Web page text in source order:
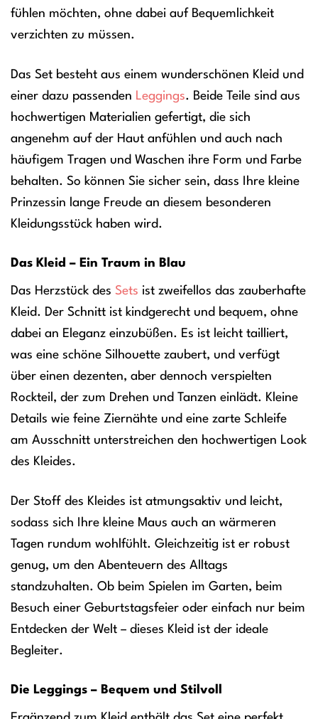
fühlen möchten, ohne dabei auf Bequemlichkeit
verzichten zu müssen.
Das Set besteht aus einem wunderschönen Kleid und
einer dazu passenden Leggings. Beide Teile sind aus
hochwertigen Materialien gefertigt, die sich
angenehm auf der Haut anfühlen und auch nach
häufigem Tragen und Waschen ihre Form und Farbe
behalten. So können Sie sicher sein, dass Ihre kleine
Prinzessin lange Freude an diesem besonderen
Kleidungsstück haben wird.
Das Kleid – Ein Traum in Blau
Das Herzstück des Sets ist zweifellos das zauberhafte
Kleid. Der Schnitt ist kindgerecht und bequem, ohne
dabei an Eleganz einzubüßen. Es ist leicht tailliert,
was eine schöne Silhouette zaubert, und verfügt
über einen dezenten, aber dennoch verspielten
Rockteil, der zum Drehen und Tanzen einlädt. Kleine
Details wie feine Ziernähte und eine zarte Schleife
am Ausschnitt unterstreichen den hochwertigen Look
des Kleides.
Der Stoff des Kleides ist atmungsaktiv und leicht,
sodass sich Ihre kleine Maus auch an wärmeren
Tagen rundum wohlfühlt. Gleichzeitig ist er robust
genug, um den Abenteuern des Alltags
standzuhalten. Ob beim Spielen im Garten, beim
Besuch einer Geburtstagsfeier oder einfach nur beim
Entdecken der Welt – dieses Kleid ist der ideale
Begleiter.
Die Leggings – Bequem und Stilvoll